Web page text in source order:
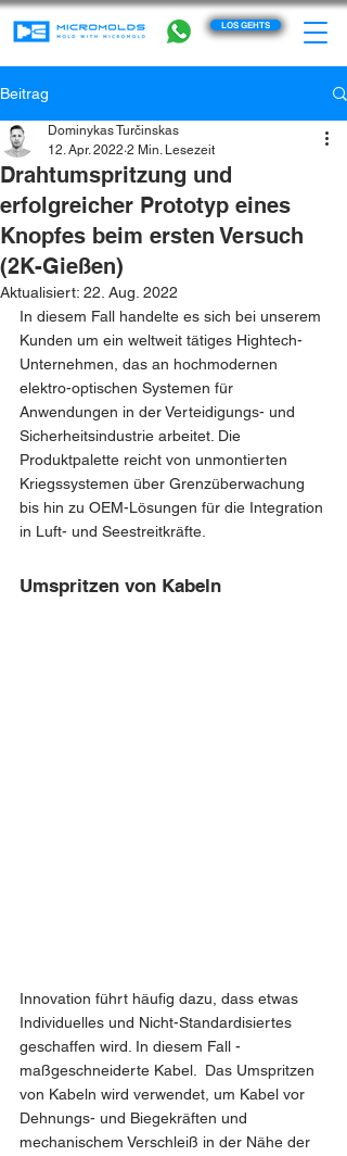
LOS GEHTS
Beitrag
Drahtumspritzung und
erfolgreicher Prototyp eines
Knopfes beim ersten Versuch
(2K-Gießen)
Dominykas Turčinskas
12. Apr. 2022 2 Min. Lesezeit
Aktualisiert: 22. Aug. 2022
In diesem Fall handelte es sich bei unserem
Kunden um ein weltweit tätiges Hightech-
Unternehmen, das an hochmodernen
elektro-optischen Systemen für
Anwendungen in der Verteidigungs- und
Sicherheitsindustrie arbeitet. Die
Produktpalette reicht von unmontierten
Kriegssystemen über Grenzüberwachung
bis hin zu OEM-Lösungen für die Integration
in Luft- und Seestreitkräfte.
Umspritzen von Kabeln
Innovation führt häufig dazu, dass etwas
Individuelles und Nicht-Standardisiertes
geschaffen wird. In diesem Fall -
maßgeschneiderte Kabel.  Das Umspritzen
von Kabeln wird verwendet, um Kabel vor
Dehnungs- und Biegekräften und
mechanischem Verschleiß in der Nähe der